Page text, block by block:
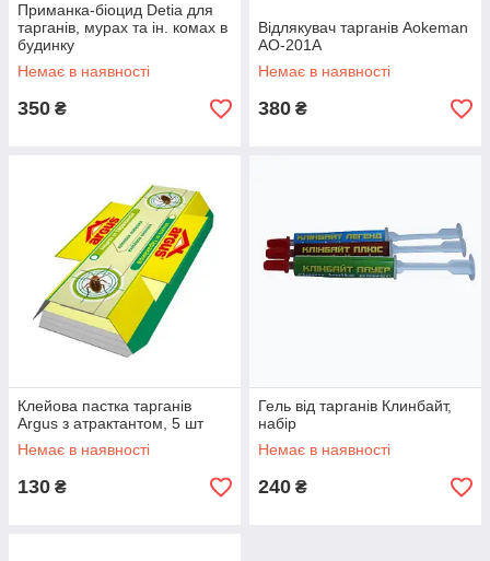
Приманка-біоцид Detia для
тарганів, мурах та ін. комах в
будинку
Немає в наявності
350 ₴
Відлякувач тарганів Aokeman
AO-201A
Немає в наявності
380 ₴
Клейова пастка тарганів
Argus з атрактантом, 5 шт
Немає в наявності
130 ₴
Гель від тарганів Клинбайт,
набір
Немає в наявності
240 ₴